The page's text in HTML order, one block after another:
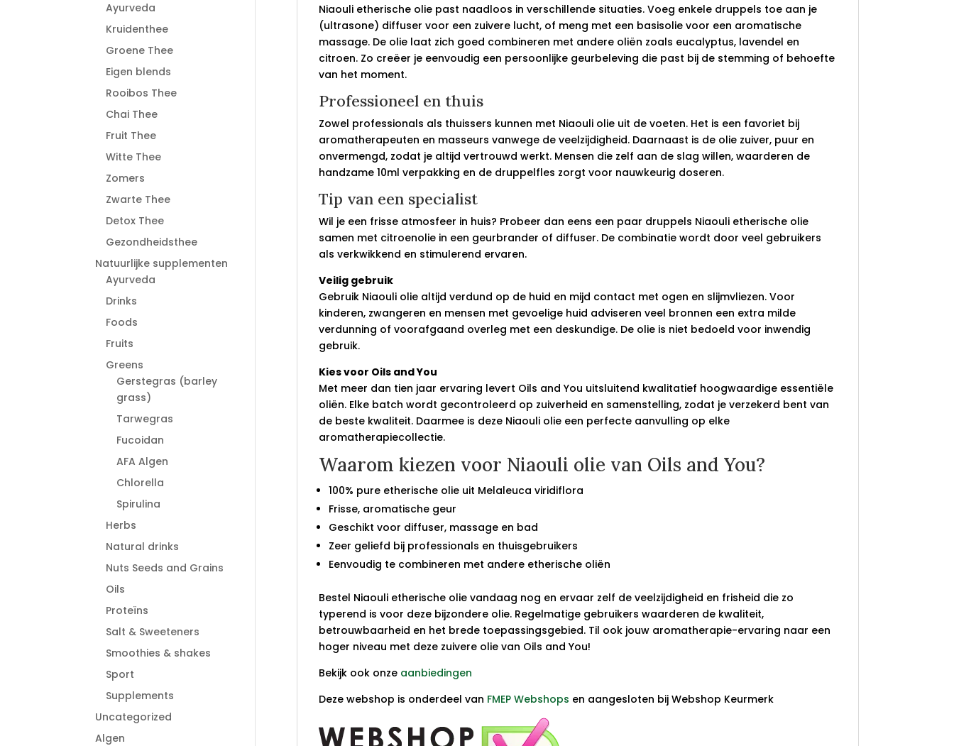
Niaouli etherische olie past naadloos in verschillende situaties. Voeg enkele druppels toe aan je
(ultrasone) diffuser voor een zuivere lucht, of meng met een basisolie voor een aromatische
massage. De olie laat zich goed combineren met andere oliën zoals eucalyptus, lavendel en
citroen. Zo creëer je eenvoudig een persoonlijke geurbeleving die past bij de stemming of behoefte
van het moment.
Professioneel en thuis
Zowel professionals als thuissers kunnen met Niaouli olie uit de voeten. Het is een favoriet bij
aromatherapeuten en masseurs vanwege de veelzijdigheid. Daarnaast is de olie zuiver, puur en
onvermengd, zodat je altijd vertrouwd werkt. Mensen die zelf aan de slag willen, waarderen de
handzame 10ml verpakking en de druppelfles zorgt voor nauwkeurig doseren.
Tip van een specialist
Wil je een frisse atmosfeer in huis? Probeer dan eens een paar druppels Niaouli etherische olie
samen met citroenolie in een geurbrander of diffuser. De combinatie wordt door veel gebruikers
als verkwikkend en stimulerend ervaren.
Veilig gebruik
Gebruik Niaouli olie altijd verdund op de huid en mijd contact met ogen en slijmvliezen. Voor
kinderen, zwangeren en mensen met gevoelige huid adviseren veel bronnen een extra milde
verdunning of voorafgaand overleg met een deskundige. De olie is niet bedoeld voor inwendig
gebruik.
Kies voor Oils and You
Met meer dan tien jaar ervaring levert Oils and You uitsluitend kwalitatief hoogwaardige essentiële
oliën. Elke batch wordt gecontroleerd op zuiverheid en samenstelling, zodat je verzekerd bent van
de beste kwaliteit. Daarmee is deze Niaouli olie een perfecte aanvulling op elke
aromatherapiecollectie.
Waarom kiezen voor Niaouli olie van Oils and You?
100% pure etherische olie uit Melaleuca viridiflora
Frisse, aromatische geur
Geschikt voor diffuser, massage en bad
Zeer geliefd bij professionals en thuisgebruikers
Eenvoudig te combineren met andere etherische oliën
Bestel Niaouli etherische olie vandaag nog en ervaar zelf de veelzijdigheid en frisheid die zo
typerend is voor deze bijzondere olie. Regelmatige gebruikers waarderen de kwaliteit,
betrouwbaarheid en het brede toepassingsgebied. Til ook jouw aromatherapie-ervaring naar een
hoger niveau met deze zuivere olie van Oils and You!
Bekijk ook onze aanbiedingen
Deze webshop is onderdeel van FMEP Webshops en aangesloten bij Webshop Keurmerk
Ayurveda
Kruidenthee
Groene Thee
Eigen blends
Rooibos Thee
Chai Thee
Fruit Thee
Witte Thee
Zomers
Zwarte Thee
Detox Thee
Gezondheidsthee
Natuurlijke supplementen
Ayurveda
Drinks
Foods
Fruits
Greens
Gerstegras (barley
grass)
Tarwegras
Fucoidan
AFA Algen
Chlorella
Spirulina
Herbs
Natural drinks
Nuts Seeds and Grains
Oils
Proteïns
Salt & Sweeteners
Smoothies & shakes
Sport
Supplements
Uncategorized
Algen